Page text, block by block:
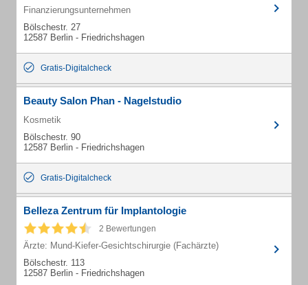
Finanzierungsunternehmen
Bölschestr. 27
12587 Berlin - Friedrichshagen
Gratis-Digitalcheck
Beauty Salon Phan - Nagelstudio
Kosmetik
Bölschestr. 90
12587 Berlin - Friedrichshagen
Gratis-Digitalcheck
Belleza Zentrum für Implantologie
2 Bewertungen
Ärzte: Mund-Kiefer-Gesichtschirurgie (Fachärzte)
Bölschestr. 113
12587 Berlin - Friedrichshagen